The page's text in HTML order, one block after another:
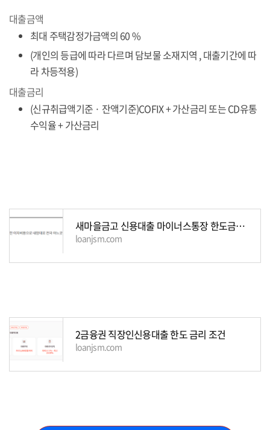
대출금액
최대 주택감정가금액의 60 %
(개인의 등급에 따라 다르며 담보물 소재지역 , 대출기간에 따
라 차등적용)
대출금리
(신규취급액기준 · 잔액기준)COFIX + 가산금리 또는 CD유통
수익율 + 가산금리
새마을금고 신용대출 마이너스통장 한도금리 조건
loanjsm.com
2금융권 직장인신용대출 한도 금리 조건
loanjsm.com